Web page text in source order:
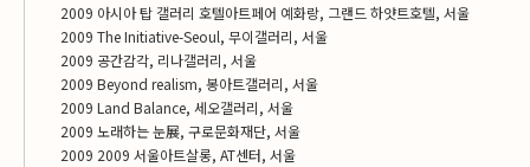
2009 아시아 탑 갤러리 호텔아트페어 예화랑, 그랜드 하얏트호텔, 서울
2009 The Initiative-Seoul, 무이갤러리, 서울
2009 공간감각, 리나갤러리, 서울
2009 Beyond realism, 봉아트갤러리, 서울
2009 Land Balance, 세오갤러리, 서울
2009 노래하는 눈展, 구로문화재단, 서울
2009 2009 서울아트살롱, AT센터, 서울